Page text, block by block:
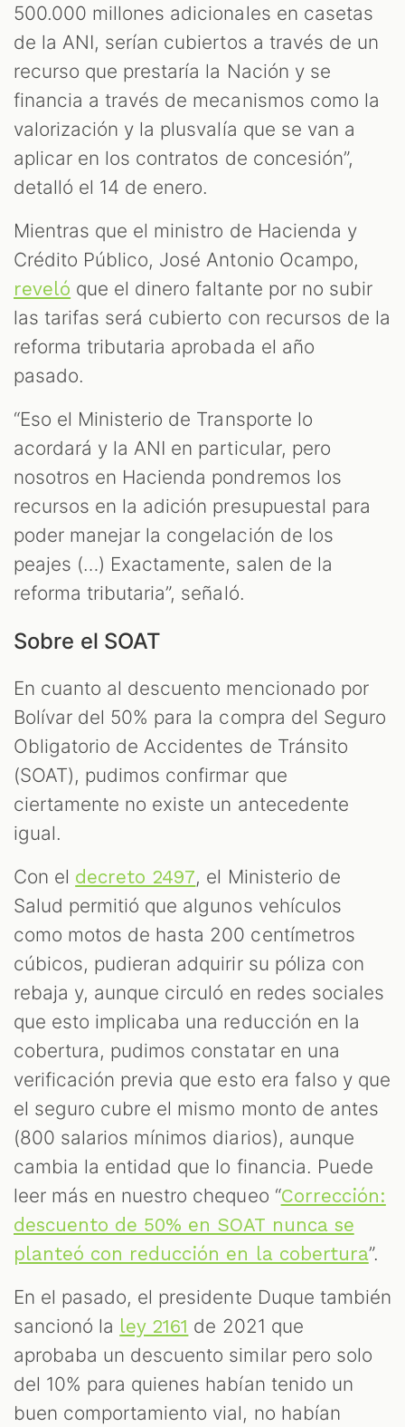
500.000 millones adicionales en casetas
de la ANI, serían cubiertos a través de un
recurso que prestaría la Nación y se
financia a través de mecanismos como la
valorización y la plusvalía que se van a
aplicar en los contratos de concesión”,
detalló el 14 de enero.
Mientras que el ministro de Hacienda y
Crédito Público, José Antonio Ocampo,
reveló que el dinero faltante por no subir
las tarifas será cubierto con recursos de la
reforma tributaria aprobada el año
pasado.
“Eso el Ministerio de Transporte lo
acordará y la ANI en particular, pero
nosotros en Hacienda pondremos los
recursos en la adición presupuestal para
poder manejar la congelación de los
peajes (…) Exactamente, salen de la
reforma tributaria”, señaló.
Sobre el SOAT
En cuanto al descuento mencionado por
Bolívar del 50% para la compra del Seguro
Obligatorio de Accidentes de Tránsito
(SOAT), pudimos confirmar que
ciertamente no existe un antecedente
igual.
Con el decreto 2497, el Ministerio de
Salud permitió que algunos vehículos
como motos de hasta 200 centímetros
cúbicos, pudieran adquirir su póliza con
rebaja y, aunque circuló en redes sociales
que esto implicaba una reducción en la
cobertura, pudimos constatar en una
verificación previa que esto era falso y que
el seguro cubre el mismo monto de antes
(800 salarios mínimos diarios), aunque
cambia la entidad que lo financia. Puede
leer más en nuestro chequeo “Corrección:
descuento de 50% en SOAT nunca se
planteó con reducción en la cobertura”.
En el pasado, el presidente Duque también
sancionó la ley 2161 de 2021 que
aprobaba un descuento similar pero solo
del 10% para quienes habían tenido un
buen comportamiento vial, no habían